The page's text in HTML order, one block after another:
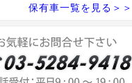
保有車一覧を見る＞＞